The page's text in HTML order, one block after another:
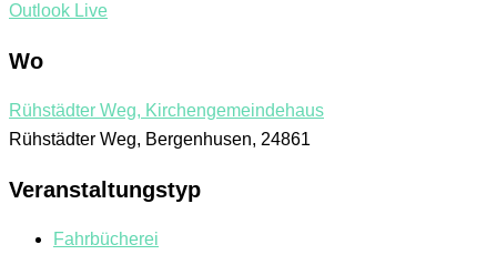
Outlook Live
Wo
Rühstädter Weg, Kirchengemeindehaus
Rühstädter Weg, Bergenhusen, 24861
Veranstaltungstyp
Fahrbücherei